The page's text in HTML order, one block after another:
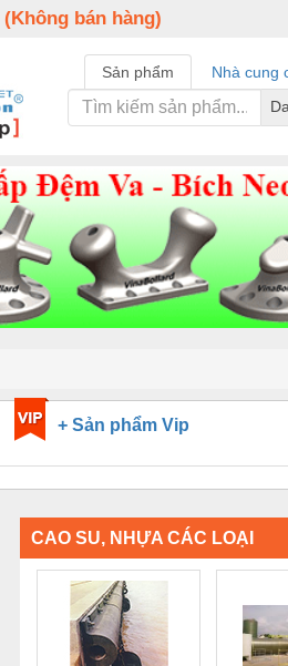
(Không bán hàng)
Sản phẩm Nhà cung
+ Sản phẩm Vip
CAO SU, NHỰA CÁC LOẠI